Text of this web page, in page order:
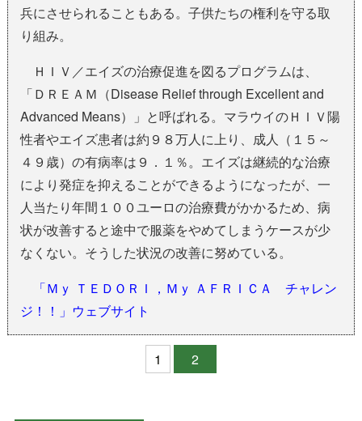
兵にさせられることもある。子供たちの権利を守る取
り組み。
ＨＩＶ／エイズの治療促進を図るプログラムは、
「ＤＲＥＡＭ（Disease Relief through Excellent and
Advanced Means）」と呼ばれる。マラウイのＨＩＶ陽
性者やエイズ患者は約９８万人に上り、成人（１５～
４９歳）の有病率は９．１％。エイズは継続的な治療
により発症を抑えることができるようになったが、一
人当たり年間１００ユーロの治療費がかかるため、病
状が改善すると途中で服薬をやめてしまうケースが少
なくない。そうした状況の改善に努めている。
「Ｍｙ ＴＥＤＯＲＩ，Ｍｙ ＡＦＲＩＣＡ チャレン
ジ！！」ウェブサイト
1 2